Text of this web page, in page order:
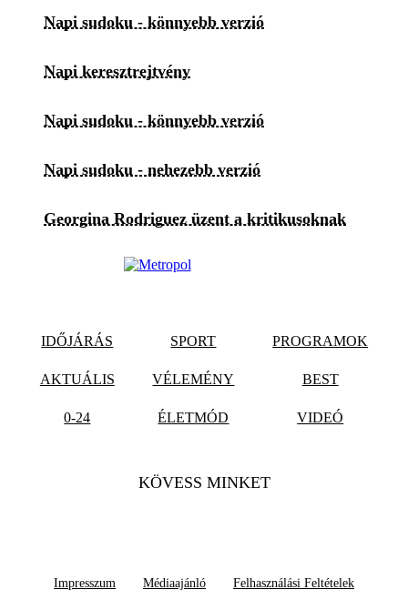
Napi sudoku - könnyebb verzió
Napi keresztrejtvény
Napi sudoku - könnyebb verzió
Napi sudoku - nehezebb verzió
Georgina Rodriguez üzent a kritikusoknak
IDŐJÁRÁS SPORT PROGRAMOK
AKTUÁLIS VÉLEMÉNY BEST
0-24 ÉLETMÓD VIDEÓ
KÖVESS MINKET
Impresszum Médiaajánló Felhasználási Feltételek